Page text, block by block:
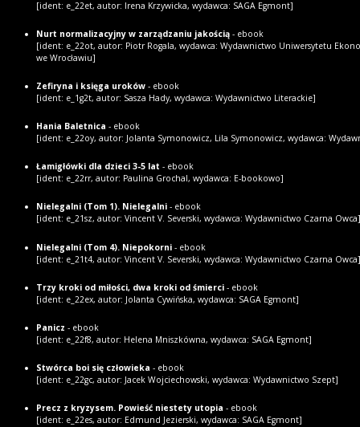
[ident: e_22et, autor: Irena Krzywicka, wydawca: SAGA Egmont]
Nurt normalizacyjny w zarządzaniu jakością- ebook
[ident: e_22ot, autor: Piotr Rogala, wydawca: Wydawnictwo Uniwersytetu
we Wrocławiu]
Zefiryna i księga uroków- ebook
[ident: e_1g2t, autor: Sasza Hady, wydawca: Wydawnictwo Literackie]
Hania Baletnica - ebook
[ident: e_22oy, autor: Jolanta Symonowicz, Lila Symonowicz, wydawca:
Łamigłówki dla dzieci 3-5 lat - ebook
[ident: e_22rr, autor: Paulina Grochal, wydawca: E-bookowo]
Nielegalni (Tom 1). Nielegalni- ebook
[ident: e_21sz, autor: Vincent V. Severski, wydawca: Wydawnictwo Czarna Owca]
Nielegalni (Tom 4). Niepokorni- ebook
[ident: e_21t4, autor: Vincent V. Severski, wydawca: Wydawnictwo Czarna Owca]
Trzy kroki od miłości, dwa kroki od śmierci- ebook
[ident: e_22ex, autor: Jolanta Cywińska, wydawca: SAGA Egmont]
Panicz - ebook
[ident: e_22f8, autor: Helena Mniszkówna, wydawca: SAGA Egmont]
Stwórca boi się człowieka - ebook
[ident: e_22gc, autor: Jacek Wojciechowski, wydawca: Wydawnictwo Szept]
Precz z kryzysem. Powieść niestety utopia - ebook
[ident: e_22es, autor: Edmund Jezierski, wydawca: SAGA Egmont]